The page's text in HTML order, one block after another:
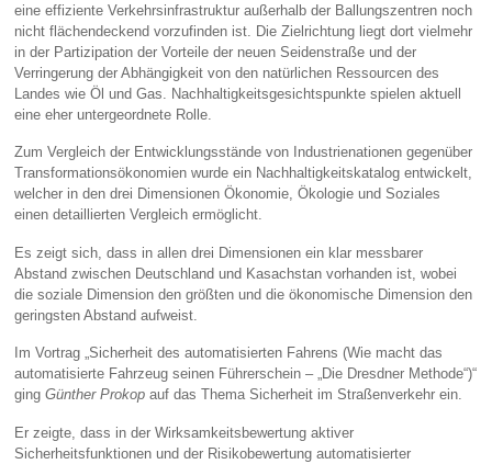
eine effiziente Verkehrsinfrastruktur außerhalb der Ballungszentren noch
nicht flächendeckend vorzufinden ist. Die Zielrichtung liegt dort vielmehr
in der Partizipation der Vorteile der neuen Seidenstraße und der
Verringerung der Abhängigkeit von den natürlichen Ressourcen des
Landes wie Öl und Gas. Nachhaltigkeitsgesichtspunkte spielen aktuell
eine eher untergeordnete Rolle.
Zum Vergleich der Entwicklungsstände von Industrienationen gegenüber
Transformationsökonomien wurde ein Nachhaltigkeitskatalog entwickelt,
welcher in den drei Dimensionen Ökonomie, Ökologie und Soziales
einen detaillierten Vergleich ermöglicht.
Es zeigt sich, dass in allen drei Dimensionen ein klar messbarer
Abstand zwischen Deutschland und Kasachstan vorhanden ist, wobei
die soziale Dimension den größten und die ökonomische Dimension den
geringsten Abstand aufweist.
Im Vortrag „Sicherheit des automatisierten Fahrens (Wie macht das
automatisierte Fahrzeug seinen Führerschein – „Die Dresdner Methode“)“
gingGünther Prokop auf das Thema Sicherheit im Straßenverkehr ein.
Er zeigte, dass in der Wirksamkeitsbewertung aktiver
Sicherheitsfunktionen und der Risikobewertung automatisierter